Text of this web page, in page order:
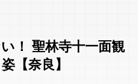
！ 聖林寺十一面観
【奈良】